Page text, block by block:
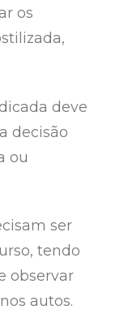
os
deve
decisão
ou
ser
tendo
observar
autos.